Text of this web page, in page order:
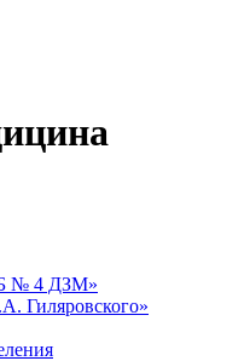
№ 4 ДЗМ»
Гиляровского»